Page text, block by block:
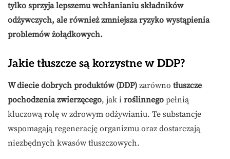
tylko sprzyja lepszemu wchłanianiu składników
odżywczych, ale również zmniejsza ryzyko wystąpienia
problemów żołądkowych.
Jakie tłuszcze są korzystne w DDP?
W diecie dobrych produktów (DDP) zarówno tłuszcze
pochodzenia zwierzęcego, jak i roślinnego pełnią
kluczową rolę w zdrowym odżywianiu. Te substancje
wspomagają regenerację organizmu oraz dostarczają
niezbędnych kwasów tłuszczowych.